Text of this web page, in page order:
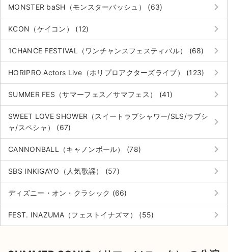
MONSTER baSH（モンスターバッシュ） (63) keyboard_arrow_right
KCON（ケイコン） (12) keyboard_arrow_right
1CHANCE FESTIVAL（ワンチャンスフェスティバル） (68) keyboard_arrow_right
HORIPRO Actors Live（ホリプロアクターズライブ） (123) keyboard_arrow_right
SUMMER FES（サマーフェス／サマフェス） (41) keyboard_arrow_right
SWEET LOVE SHOWER（スイートラブシャワー/SLS/ラブシ
ャ/スペシャ） (67)
keyboard_arrow_right
CANNONBALL（キャノンボール） (78) keyboard_arrow_right
SBS INKIGAYO（人気歌謡） (57) keyboard_arrow_right
ディズニー・オン・クラシック (66) keyboard_arrow_right
FEST. INAZUMA（フェストイナズマ） (55) keyboard_arrow_right